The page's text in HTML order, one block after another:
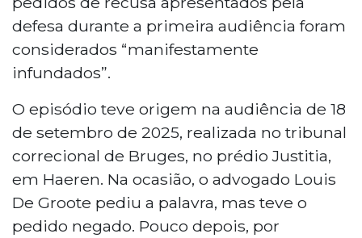
defesa durante a primeira audiência foram
considerados “manifestamente
infundados”.
O episódio teve origem na audiência de 18
de setembro de 2025, realizada no tribunal
correcional de Bruges, no prédio Justitia,
em Haeren. Na ocasião, o advogado Louis
De Groote pediu a palavra, mas teve o
pedido negado. Pouco depois, por